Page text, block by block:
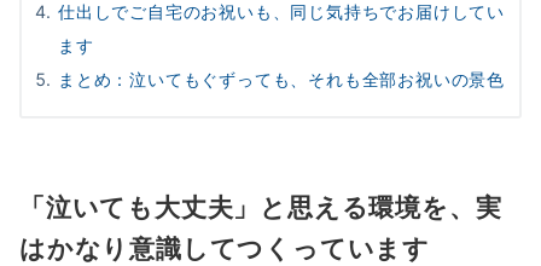
仕出しでご自宅のお祝いも、同じ気持ちでお届けしてい
ます
まとめ：泣いてもぐずっても、それも全部お祝いの景色
「泣いても大丈夫」と思える環境を、実
はかなり意識してつくっています